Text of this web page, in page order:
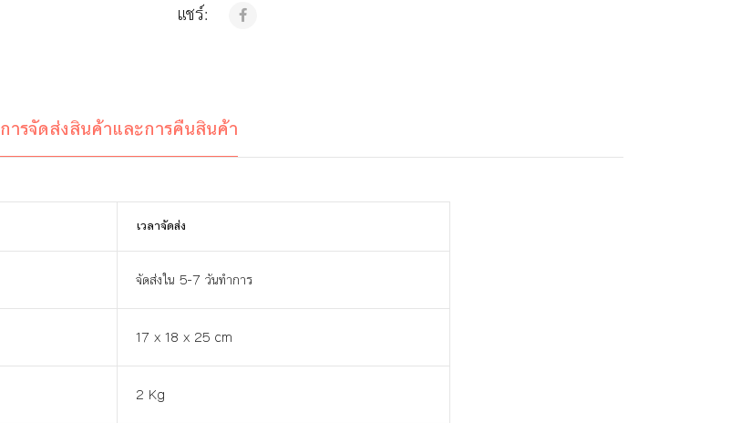
แชร์:
การจัดส่งสินค้าและการคืนสินค้า
เวลาจัดส่ง
จัดส่งใน 5-7 วันทำการ
17 x 18 x 25 cm
2 Kg